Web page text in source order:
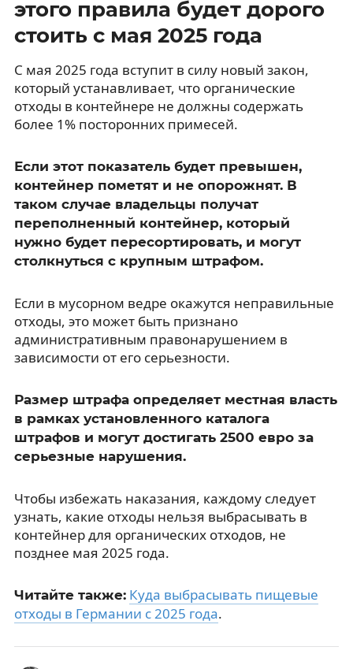
этого правила будет дорого
стоить с мая 2025 года
С мая 2025 года вступит в силу новый закон,
который устанавливает, что органические
отходы в контейнере не должны содержать
более 1% посторонних примесей.
Если этот показатель будет превышен,
контейнер пометят и не опорожнят. В
таком случае владельцы получат
переполненный контейнер, который
нужно будет пересортировать, и могут
столкнуться с крупным штрафом.
Если в мусорном ведре окажутся неправильные
отходы, это может быть признано
административным правонарушением в
зависимости от его серьезности.
Размер штрафа определяет местная власть
в рамках установленного каталога
штрафов и могут достигать 2500 евро за
серьезные нарушения.
Чтобы избежать наказания, каждому следует
узнать, какие отходы нельзя выбрасывать в
контейнер для органических отходов, не
позднее мая 2025 года.
Читайте также: Куда выбрасывать пищевые
отходы в Германии с 2025 года.